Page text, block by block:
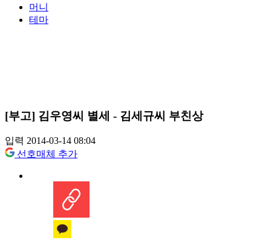
머니
테마
[부고] 김우영씨 별세 - 김세규씨 부친상
입력 2014-03-14 08:04
선호매체 추가